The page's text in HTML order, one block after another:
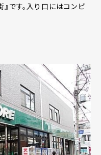
です。入り口にはコンビ